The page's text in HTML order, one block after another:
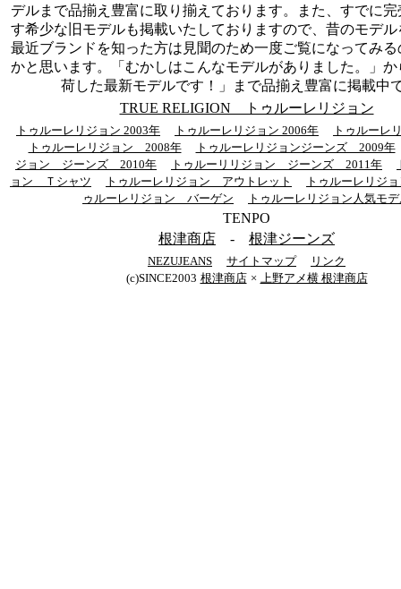
デルまで品揃え豊富に取り揃えております。また、すでに
す希少な旧モデルも掲載いたしておりますので、昔のモデ
最近ブランドを知った方は見聞のため一度ご覧になってみ
かと思います。「むかしはこんなモデルがありました。」
荷した最新モデルです！」まで品揃え豊富に掲載中
TRUE RELIGION トゥルーレリジョン
トゥルーレリジョン 2003年 トゥルーレリジョン 2006年
トゥルーレ
トゥルーレリジョン 2008年
トゥルーレリジョンジーンズ 2009年
ジョン ジーンズ 2010年
トゥルーリリジョン ジーンズ 2011年
ョン Ｔシャツ
トゥルーレリジョン アウトレット
トゥルーレリジ
ゥルーレリジョン バーゲン
トゥルーレリジョン人気モ
TENPO
根津商店 - 根津ジーンズ
NEZUJEANS サイトマップ
リンク
(c)SINCE2003 根津商店 × 上野アメ横 根津商店